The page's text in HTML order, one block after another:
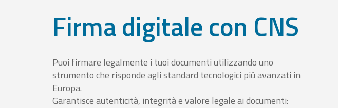
Firma digitale con CNS
Puoi firmare legalmente i tuoi documenti utilizzando uno
strumento che risponde agli standard tecnologici più avanzati in
Europa.
Garantisce autenticità, integrità e valore legale ai documenti: